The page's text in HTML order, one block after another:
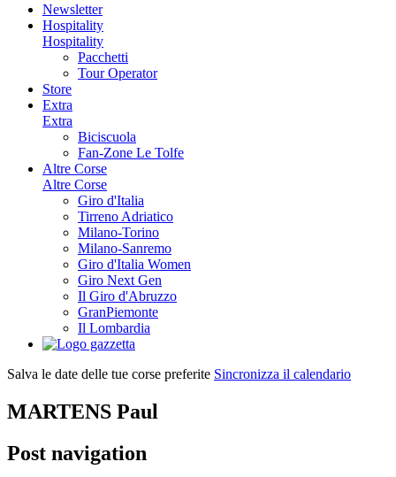
Newsletter
Hospitality
Hospitality
Pacchetti
Tour Operator
Store
Extra
Extra
Biciscuola
Fan-Zone Le Tolfe
Altre Corse
Altre Corse
Giro d'Italia
Tirreno Adriatico
Milano-Torino
Milano-Sanremo
Giro d'Italia Women
Giro Next Gen
Il Giro d'Abruzzo
GranPiemonte
Il Lombardia
Salva le date delle tue corse preferite Sincronizza il calendario
MARTENS Paul
Post navigation